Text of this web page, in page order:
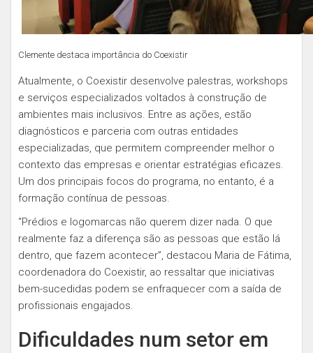
Clemente destaca importância do Coexistir
Atualmente, o Coexistir desenvolve palestras, workshops
e serviços especializados voltados à construção de
ambientes mais inclusivos. Entre as ações, estão
diagnósticos e parceria com outras entidades
especializadas, que permitem compreender melhor o
contexto das empresas e orientar estratégias eficazes.
Um dos principais focos do programa, no entanto, é a
formação contínua de pessoas.
“Prédios e logomarcas não querem dizer nada. O que
realmente faz a diferença são as pessoas que estão lá
dentro, que fazem acontecer”, destacou Maria de Fátima,
coordenadora do Coexistir, ao ressaltar que iniciativas
bem-sucedidas podem se enfraquecer com a saída de
profissionais engajados.
Dificuldades num setor em